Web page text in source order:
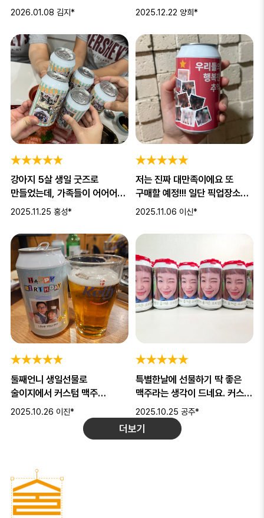
2026.01.08 김지*
너무너무 좋아하는 친구 얼굴을
2025.12.22 양희*
강아지 5살 생일 굿즈로
만들었는데, 가족들이 어어어엄
~청 좋아했어요 ㅎㅎ 그래두 너
2025.11.25 홍성*
저는 진짜 대만족이에요 또
구매할 예정!!! 일단 픽업장소
서울이어도 저한테는 제일 가까
2025.11.06 이신*
둘째언니 생일선물로
술이지에서 커스텀 맥주
만들어줬는데 진짜 반응
최고였어요! 🎁 결혼식
2025.10.26 이진*
특별한날에 선물하기 딱 좋은
맥주라는 생각이 드네요. 커스텀
제작하기도 좋고 배송도 빠르고
2025.10.25 공주*
더보기